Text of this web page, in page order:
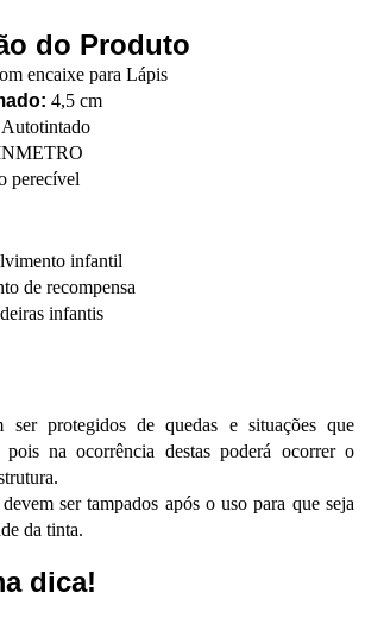
do Produto
encaixe para Lápis
4,5 cm
Autotintado
perecível
infantil
de recompensa
infantis
ser protegidos de quedas e situações que
pois na ocorrência destas poderá ocorrer o
ser tampados após o uso para que seja
da tinta.
dica!